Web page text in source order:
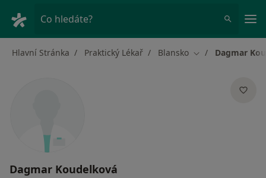
Co hledáte?
Hlavní Stránka Praktický Lékař Blansko Změna města
Dagmar
Dagmar Koudelková